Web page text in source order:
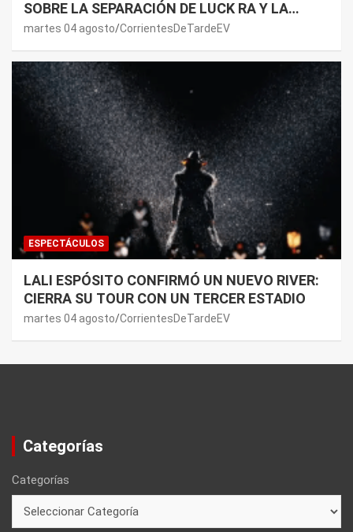
SOBRE LA SEPARACIÓN DE LUCK RA Y LA
JOAQUI: “¿MI VERDAD?”
martes 04 agosto CorrientesDeTardeEV
ESPECTÁCULOS
LALI ESPÓSITO CONFIRMÓ UN NUEVO RIVER:
CIERRA SU TOUR CON UN TERCER ESTADIO
martes 04 agosto CorrientesDeTardeEV
Categorías
Categorías